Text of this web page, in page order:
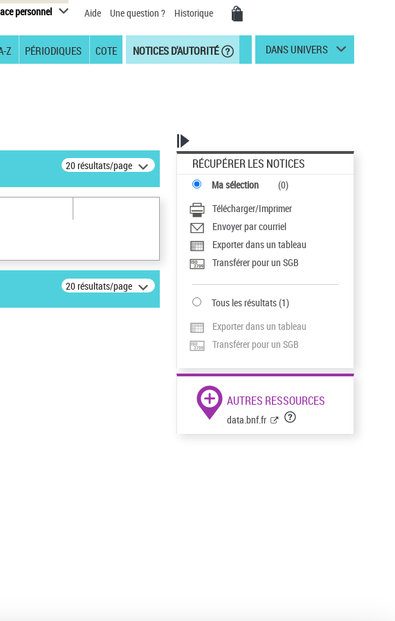
personnel Aide Une question ? Historique
Z PÉRIODIQUES COTE NOTICES D'AUTORITÉ DANS UNIVERS
20 résultats/page
20 résultats/page
RÉCUPÉRER LES NOTICES
Ma sélection (0)
Télécharger/Imprimer
Envoyer par courriel
Exporter dans un tableau
Transférer pour un SGB
Tous les résultats(1)
Exporter dans un tableau
Transférer pour un SGB
AUTRES RESSOURCES
data.bnf.fr